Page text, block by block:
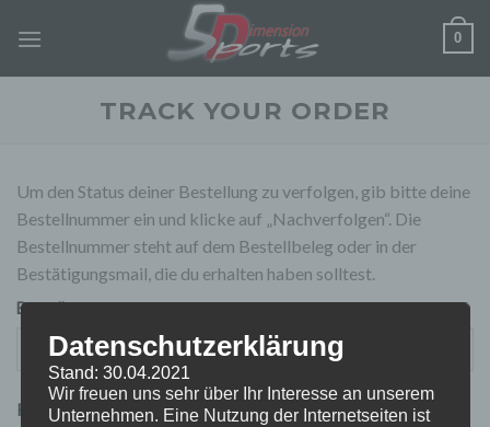
Inhalt
0
TRACK YOUR ORDER
Um den Status deiner Bestellung zu verfolgen, gib bitte deine
Bestellnummer ein und klicke auf „Nachverfolgen“. Die
Bestellnummer steht auf dem Bestellbeleg oder in der
Bestätigungsmail, die du erhalten haben solltest.
Bestellnummer
Rechnungs-E-Mail
Datenschutzerklärung
Stand: 30.04.2021
Wir freuen uns sehr über Ihr Interesse an unserem
Unternehmen. Eine Nutzung der Internetseiten ist